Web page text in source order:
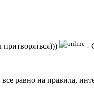
притворяться))) -
равно на правила,